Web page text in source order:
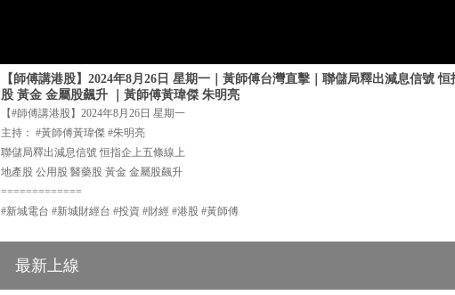
【師傅講港股】2024年8月26日 星期一｜黃師傅台灣直擊｜聯儲局釋出減息信號
股 黃金 金屬股飆升 ｜黃師傅黃瑋傑 朱明亮
【#師傅講港股】2024年8月26日 星期一
主持： #黃師傅黃瑋傑 #朱明亮
聯儲局釋出減息信號 恒指企上五條線上
地產股 公用股 醫藥股 黃金 金屬股飆升
=============
#新城電台 #新城財經台 #投資 #財經 #港股 #黃師傅
最新上線